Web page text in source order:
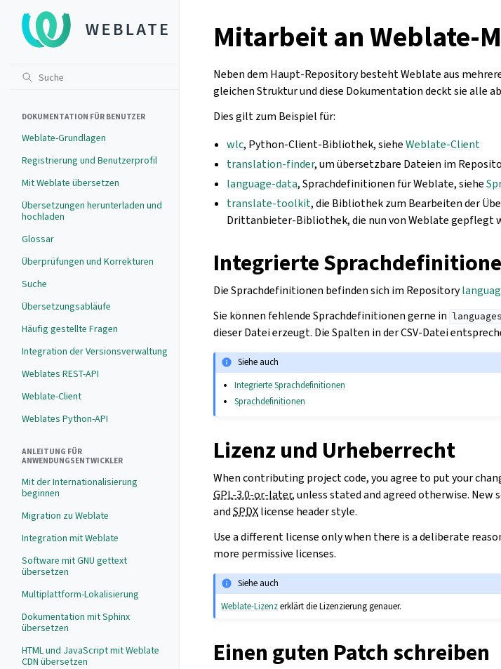
DOKUMENTATION FÜR BENUTZER
Weblate-Grundlagen
Registrierung und Benutzerprofil
Mit Weblate übersetzen
Übersetzungen herunterladen und
hochladen
Glossar
Überprüfungen und Korrekturen
Suche
Übersetzungsabläufe
Häufig gestellte Fragen
Integration der Versionsverwaltung
Weblates REST-API
Weblate-Client
Weblates Python-API
ANLEITUNG FÜR
ANWENDUNGSENTWICKLER
Mit der Internationalisierung
beginnen
Migration zu Weblate
Integration mit Weblate
Software mit GNU gettext
übersetzen
Multiplattform-Lokalisierung
Dokumentation mit Sphinx
übersetzen
HTML und JavaScript mit Weblate
CDN übersetzen
Mitarbeit an Weblate-
Neben dem Haupt-Repository besteht Weblate aus
gleichen Struktur und diese Dokumentation deckt sie alle
Dies gilt zum Beispiel für:
wlc, Python-Client-Bibliothek, sieheWeblate-Client
translation-finder, um übersetzbare Dateien im
language-data, Sprachdefinitionen für Weblate, siehe
translate-toolkit, die Bibliothek zum Bearbeiten der
Drittanbieter-Bibliothek, die nun von Weblate gepflegt
Integrierte
Die Sprachdefinitionen befinden sich im Repository
Sie können fehlende Sprachdefinitionen gerne in
dieser Datei erzeugt. Die Spalten in der CSV-Datei
Siehe auch
Integrierte Sprachdefinitionen
Sprachdefinitionen
Lizenz und Urheberrecht
When contributing project code, you agree to put your
GPL-3.0-or-later, unless stated and agreed otherwise.
andSPDXlicense header style.
Use a different license only when there is a deliberate
more permissive licenses.
Siehe auch
Weblate-Lizenzerklärt die Lizenzierung genauer.
Einen guten Patch schreiben